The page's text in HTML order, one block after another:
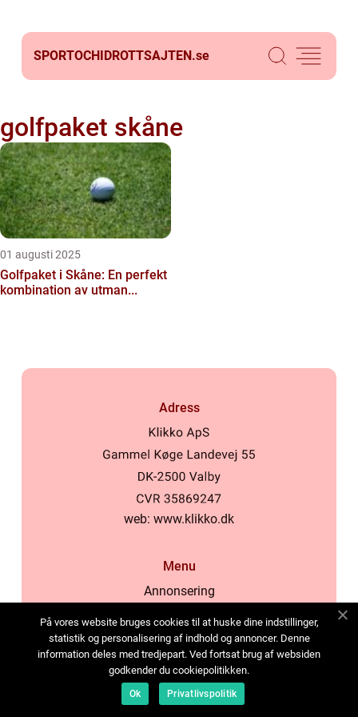
SPORTOCHIDROTTSAJTEN.se
golfpaket skåne
01 augusti 2025
Golfpaket i Skåne: En perfekt
kombination av utman...
Adress
web: www.klikko.dk
Menu
Annonsering
Cookies
Kontakta oss
Sitemap
På vores website bruges cookies til at huske dine indstillinger,
statistik og personalisering af indhold og annoncer. Denne
information deles med tredjepart. Ved fortsat brug af websiden
godkender du cookiepolitikken.
Ok Privatlivspolitik